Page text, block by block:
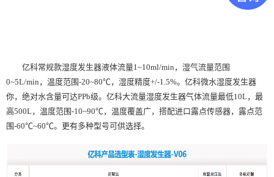
亿科常规款湿度发生器液体流量1~10ml/min，湿气流量范围
0~5L/min，温度范围-20~80℃，湿度精度+/-1.5%。亿科微水湿度发生器
你，绝对水含量可达PPb级。亿科大流量湿度发生器气体流量最低10L，最
高500L，温度范围-10~90℃，温度覆盖广，搭配进口露点传感器，露点范
围-60℃~60℃。更有多种型号可供选择。